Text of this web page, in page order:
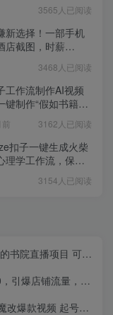
3565人已阅读
新选择！一部手机
店截图，时薪
3468人已阅读
工作流制作AI视频
键制作“假如书籍会
前 3162人已阅读
扣子一键生成火柴
理学工作流，保姆
3154人已阅读
人直播 实时互动直播（软件+教程)
手把手教你玩转二手电商平台
广 日入四位数 小白 宝妈 上班族副业 都可以轻松闭眼搞钱